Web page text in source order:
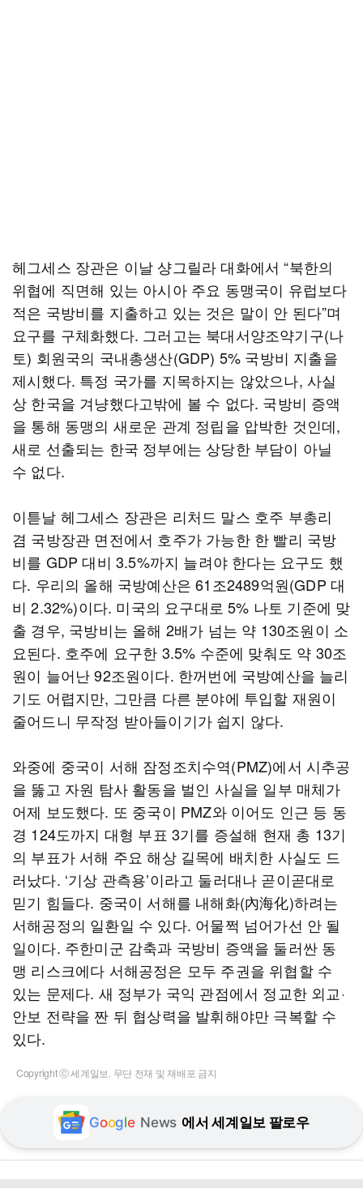
헤그세스 장관은 이날 샹그릴라 대화에서 “북한의
위협에 직면해 있는 아시아 주요 동맹국이 유럽보다
적은 국방비를 지출하고 있는 것은 말이 안 된다”며
요구를 구체화했다. 그러고는 북대서양조약기구(나
토) 회원국의 국내총생산(GDP) 5% 국방비 지출을
제시했다. 특정 국가를 지목하지는 않았으나, 사실
상 한국을 겨냥했다고밖에 볼 수 없다. 국방비 증액
을 통해 동맹의 새로운 관계 정립을 압박한 것인데,
새로 선출되는 한국 정부에는 상당한 부담이 아닐
수 없다.
이튿날 헤그세스 장관은 리처드 말스 호주 부총리
겸 국방장관 면전에서 호주가 가능한 한 빨리 국방
비를 GDP 대비 3.5%까지 늘려야 한다는 요구도 했
다. 우리의 올해 국방예산은 61조2489억원(GDP 대
비 2.32%)이다. 미국의 요구대로 5% 나토 기준에 맞
출 경우, 국방비는 올해 2배가 넘는 약 130조원이 소
요된다. 호주에 요구한 3.5% 수준에 맞춰도 약 30조
원이 늘어난 92조원이다. 한꺼번에 국방예산을 늘리
기도 어렵지만, 그만큼 다른 분야에 투입할 재원이
줄어드니 무작정 받아들이기가 쉽지 않다.
와중에 중국이 서해 잠정조치수역(PMZ)에서 시추공
을 뚫고 자원 탐사 활동을 벌인 사실을 일부 매체가
어제 보도했다. 또 중국이 PMZ와 이어도 인근 등 동
경 124도까지 대형 부표 3기를 증설해 현재 총 13기
의 부표가 서해 주요 해상 길목에 배치한 사실도 드
러났다. ‘기상 관측용’이라고 둘러대나 곧이곧대로
믿기 힘들다. 중국이 서해를 내해화(內海化)하려는
서해공정의 일환일 수 있다. 어물쩍 넘어가선 안 될
일이다. 주한미군 감축과 국방비 증액을 둘러싼 동
맹 리스크에다 서해공정은 모두 주권을 위협할 수
있는 문제다. 새 정부가 국익 관점에서 정교한 외교·
안보 전략을 짠 뒤 협상력을 발휘해야만 극복할 수
있다.
Copyright ⓒ 세계일보. 무단 전재 및 재배포 금지
Google News 에서 세계일보 팔로우